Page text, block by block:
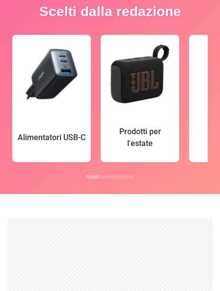
Scelti dalla redazione
Alimentatori USB-C
Prodotti per
l'estate